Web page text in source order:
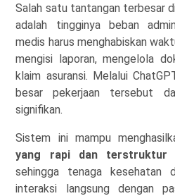
Salah satu tantangan terbesar
adalah tingginya beban
medis harus menghabiskan
mengisi laporan, mengelola
klaim asuransi. Melalui
besar pekerjaan tersebut
signifikan.
Sistem ini mampu
yang rapi dan terstruktur
sehingga tenaga kesehatan
interaksi langsung dengan